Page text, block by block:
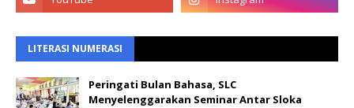
LITERASI NUMERASI
Peringati Bulan Bahasa, SLC
Menyelenggarakan Seminar Antar Sloka